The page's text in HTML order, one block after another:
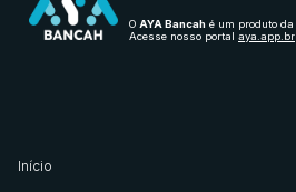
O AYA Bancah é um produto da
Acesse nosso portal aya.app.br
Início